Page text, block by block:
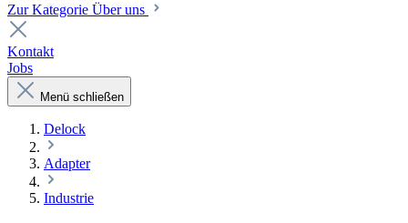
Zur Kategorie Über uns
Kontakt
Jobs
Menü schließen
Delock
Adapter
Industrie